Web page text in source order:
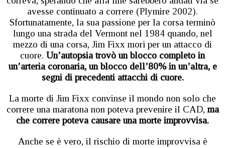
avesse continuato a correre (Plymire 2002).
Sfortunatamente, la sua passione per la corsa terminò
lungo una strada del Vermont nel 1984 quando, nel
mezzo di una corsa, Jim Fixx morì per un attacco di
cuore. Un’autopsia trovò un blocco completo in
un’arteria coronaria, un blocco dell’80% in un’altra, e
segni di precedenti attacchi di cuore.
La morte di Jim Fixx convinse il mondo non solo che
correre una maratona non poteva prevenire il CAD, ma
che correre poteva causare una morte improvvisa.
Anche se è vero, il rischio di morte improvvisa è